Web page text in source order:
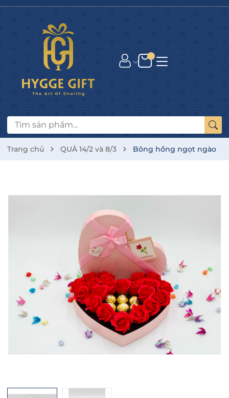
Trang chủ QUÀ 14/2 và 8/3 Bông hồng ngọt ngào
Mã giảm giá:
Ngày hết hạn: